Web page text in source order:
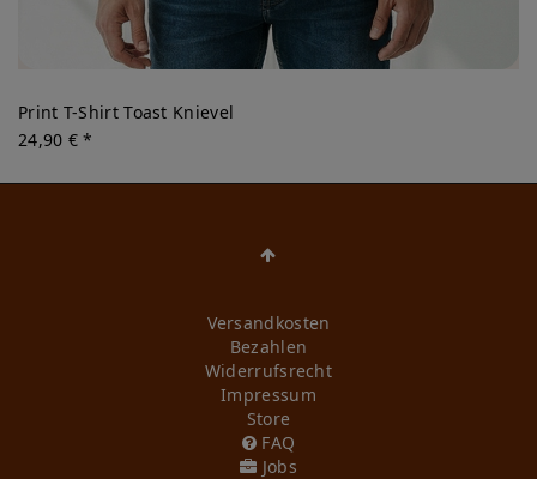
Print T-Shirt Toast Knievel
24,90 € *
Versandkosten
Bezahlen
Widerrufs­recht
Impressum
Store
FAQ
Jobs